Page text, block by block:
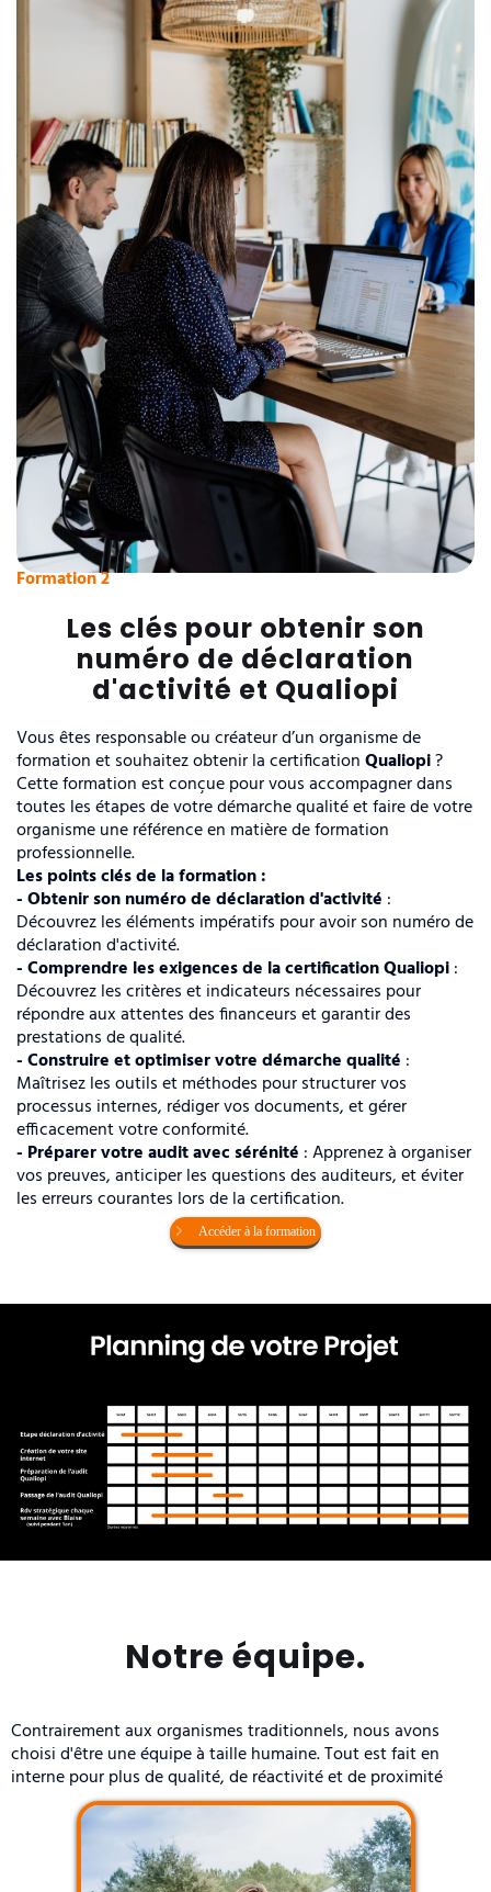
Formation 2
Les clés pour obtenir son
numéro de déclaration
d'activité et Qualiopi
Vous êtes responsable ou créateur d’un organisme de
formation et souhaitez obtenir la certificationQualiopi?
Cette formation est conçue pour vous accompagner dans
toutes les étapes de votre démarche qualité et faire de votre
organisme une référence en matière de formation
professionnelle.
Les points clés de la formation :
- Obtenir son numéro de déclaration d'activité :
Découvrez les éléments impératifs pour avoir son numéro de
déclaration d'activité.
- Comprendre les exigences de la certification Qualiopi:
Découvrez les critères et indicateurs nécessaires pour
répondre aux attentes des financeurs et garantir des
prestations de qualité.
- Construire et optimiser votre démarche qualité :
Maîtrisez les outils et méthodes pour structurer vos
processus internes, rédiger vos documents, et gérer
efficacement votre conformité.
- Préparer votre audit avec sérénité : Apprenez à organiser
vos preuves, anticiper les questions des auditeurs, et éviter
les erreurs courantes lors de la certification.
Accéder à la formation
Notre équipe.
Contrairement aux organismes traditionnels, nous avons
choisi d'être une équipe à taille humaine. Tout est fait en
interne pour plus de qualité, de réactivité et de proximité